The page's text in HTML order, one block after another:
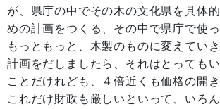
が、県庁の中でその木の文化県を具体
めの計画をつくる、その中で県庁で使
もっともっと、木製のものに変えてい
計画をだしましたら、それはとっても
ことだけれども、４倍近くも価格の開
これだけ財政も厳しいといって、いろ